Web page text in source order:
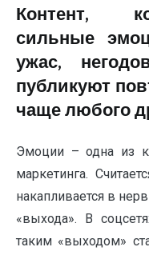
Контент,
сильные
ужас,
публикуют
чаще любого
Эмоции – одна из
маркетинга.
накапливается в
«выхода». В
таким «выходом»